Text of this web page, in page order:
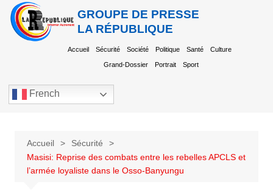
GROUPE DE PRESSE
LA RÉPUBLIQUE
Accueil Sécurité Société Politique Santé Culture
Grand-Dossier Portrait Sport
French
Accueil
Sécurité
Masisi: Reprise des combats entre les rebelles APCLS et
l’armée loyaliste dans le Osso-Banyungu